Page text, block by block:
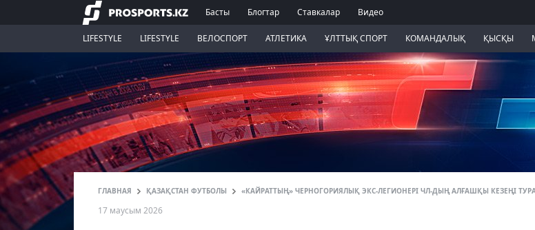
Басты Блогтар Ставкалар Видео
LIFESTYLE LIFESTYLE ВЕЛОСПОРТ АТЛЕТИКА ҰЛТТЫҚ СПОРТ КОМАНДАЛЫҚ ҚЫСҚЫ
ГЛАВНАЯ ҚАЗАҚСТАН ФУТБОЛЫ «КАЙРАТТЫҢ» ЧЕРНОГОРИЯЛЫҚ ЭКС-ЛЕГИОНЕРІ ЧЛ-ДЫҢ АЛҒАШҚЫ КЕЗЕҢІ
17 маусым 2026